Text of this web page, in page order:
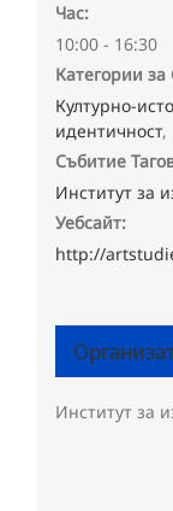
Час:
10:00 - 16:30
Категории
Културно-
идентичност,
Събитие
Институт за
Уебсайт:
http://
Институт за